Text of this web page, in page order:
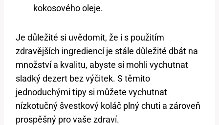
kokosového oleje.
Je důležité si uvědomit, že i s použitím
zdravějších ingrediencí je stále důležité dbát na
množství a kvalitu, abyste si mohli vychutnat
sladký dezert bez výčitek. S těmito
jednoduchými tipy si můžete vychutnat
nízkotučný švestkový koláč plný chuti a zároveň
prospěšný pro vaše zdraví.